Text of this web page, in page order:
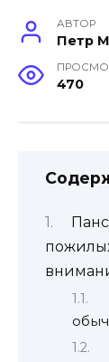
АВТОР
Петр
470